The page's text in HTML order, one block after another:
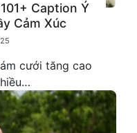
Caption Ý
Cảm Xúc
cưới tăng cao